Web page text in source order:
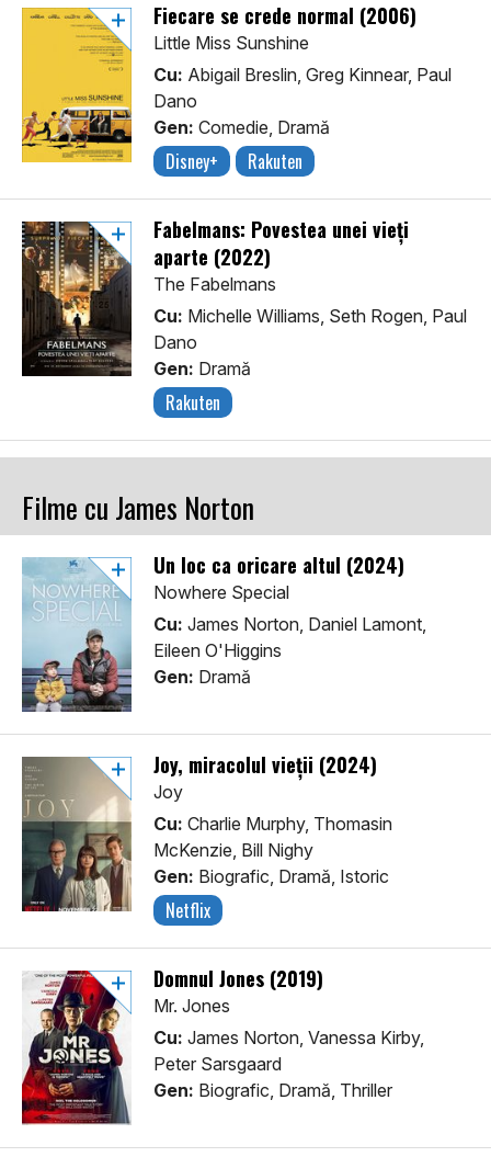
Fiecare se crede normal (2006)
Little Miss Sunshine
Cu: Abigail Breslin, Greg Kinnear, Paul
Dano
Gen: Comedie, Dramă
Disney+ Rakuten
Fabelmans: Povestea unei vieți
aparte (2022)
The Fabelmans
Cu: Michelle Williams, Seth Rogen, Paul
Dano
Gen: Dramă
Rakuten
Filme cu James Norton
Un loc ca oricare altul (2024)
Nowhere Special
Cu: James Norton, Daniel Lamont,
Eileen O'Higgins
Gen: Dramă
Joy, miracolul vieții (2024)
Joy
Cu: Charlie Murphy, Thomasin
McKenzie, Bill Nighy
Gen: Biografic, Dramă, Istoric
Netflix
Domnul Jones (2019)
Mr. Jones
Cu: James Norton, Vanessa Kirby,
Peter Sarsgaard
Gen: Biografic, Dramă, Thriller